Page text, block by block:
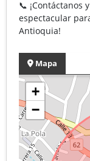
📞 ¡Contáctanos
espectacular
Antioquia!
Mapa
+
−